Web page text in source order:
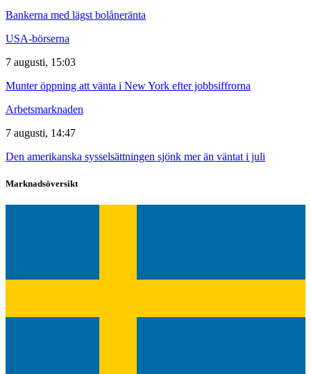
Bankerna med lägst bolåneränta
USA-börserna
7 augusti, 15:03
Munter öppning att vänta i New York efter jobbsiffrorna
Arbetsmarknaden
7 augusti, 14:47
Den amerikanska sysselsättningen sjönk mer än väntat i juli
Marknadsöversikt